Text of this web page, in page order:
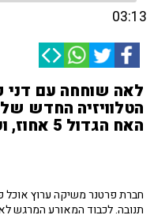
03:13
לאה שוחחה עם דני
הטלוויזיה החדש
האח הגדול 5 אחוז, ועונת ה־VIP תהיה 9 אחוז"
חברת פרטנר משיקה ערוץ אוכל
תנובה. לכבוד המאורע המרגש